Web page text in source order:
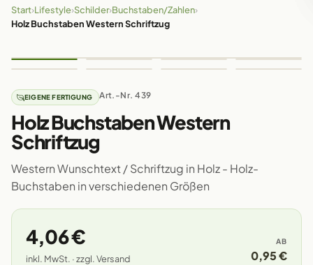
Start›Lifestyle›Schilder›Buchstaben/Zahlen›
Holz Buchstaben Western Schriftzug
EIGENE FERTIGUNG Art.-Nr. 439
Holz Buchstaben Western
Schriftzug
Western Wunschtext / Schriftzug in Holz - Holz-
Buchstaben in verschiedenen Größen
4,06 €
inkl. MwSt. · zzgl. Versand
AB
0,95 €